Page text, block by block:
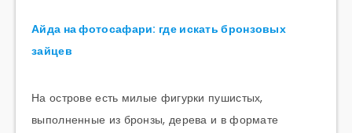
Айда на фотосафари: где искать бронзовых
зайцев
На острове есть милые фигурки пушистых,
выполненные из бронзы, дерева и в формате